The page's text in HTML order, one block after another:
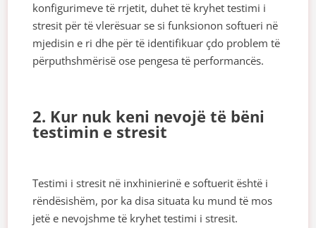
konfigurimeve të rrjetit, duhet të kryhet testimi i
stresit për të vlerësuar se si funksionon softueri në
mjedisin e ri dhe për të identifikuar çdo problem të
përputhshmërisë ose pengesa të performancës.
2. Kur nuk keni nevojë të bëni
testimin e stresit
Testimi i stresit në inxhinierinë e softuerit është i
rëndësishëm, por ka disa situata ku mund të mos
jetë e nevojshme të kryhet testimi i stresit.